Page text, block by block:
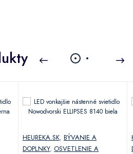
HEUREKA.SK, BÝVANIE A
DOPLNKY, OSVETLENIE A